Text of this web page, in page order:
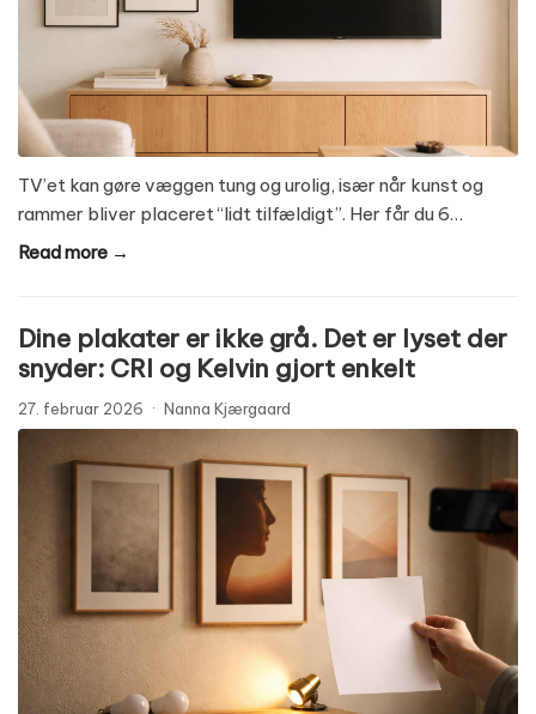
TV’et kan gøre væggen tung og urolig, især når kunst og
rammer bliver placeret “lidt tilfældigt”. Her får du 6…
Read more →
Dine plakater er ikke grå. Det er lyset der
snyder: CRI og Kelvin gjort enkelt
27. februar 2026 · Nanna Kjærgaard